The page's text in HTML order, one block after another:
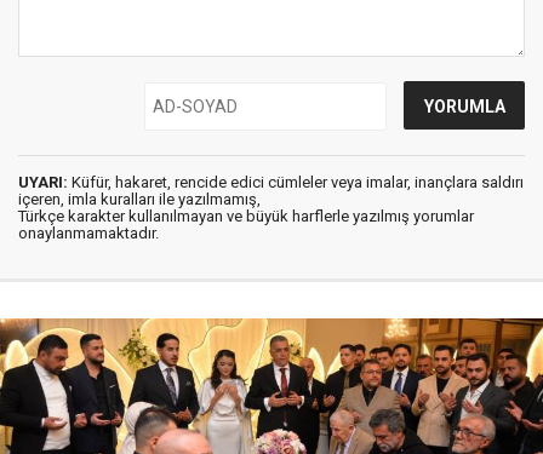
UYARI: Küfür, hakaret, rencide edici cümleler veya imalar, inançlara saldırı
içeren, imla kuralları ile yazılmamış,
Türkçe karakter kullanılmayan ve büyük harflerle yazılmış yorumlar
onaylanmamaktadır.